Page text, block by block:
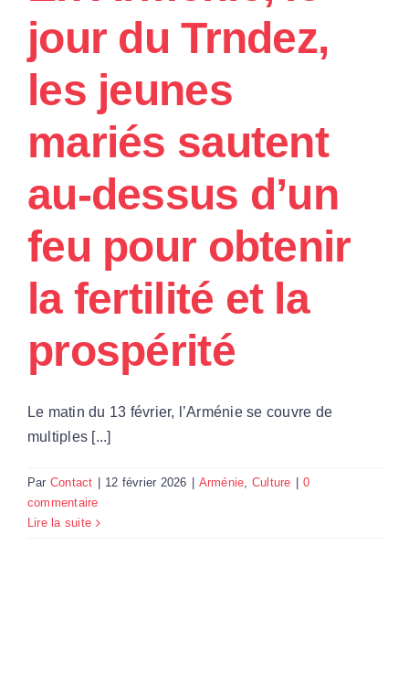
Notre projet
Actualités
Par Région
Contact
jour du Trndez,
les jeunes
mariés sautent
au-dessus d’un
feu pour obtenir
la fertilité et la
prospérité
Le matin du 13 février, l’Arménie se couvre de
multiples [...]
Par Contact 12 février 2026 Arménie, Culture
0
commentaire
Lire la suite